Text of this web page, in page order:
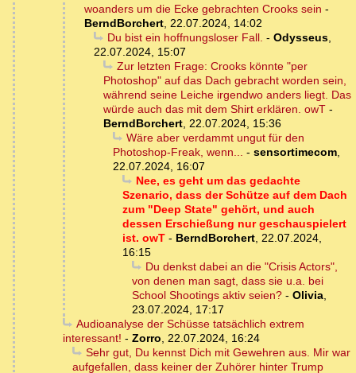
woanders um die Ecke gebrachten Crooks sein -
BerndBorchert, 22.07.2024, 14:02
Du bist ein hoffnungsloser Fall. - Odysseus,
22.07.2024, 15:07
Zur letzten Frage: Crooks könnte "per
Photoshop" auf das Dach gebracht worden sein,
während seine Leiche irgendwo anders liegt. Das
würde auch das mit dem Shirt erklären. owT -
BerndBorchert, 22.07.2024, 15:36
Wäre aber verdammt ungut für den
Photoshop-Freak, wenn... - sensortimecom,
22.07.2024, 16:07
Nee, es geht um das gedachte
Szenario, dass der Schütze auf dem Dach
zum "Deep State" gehört, und auch
dessen Erschießung nur geschauspielert
ist. owT - BerndBorchert, 22.07.2024,
16:15
Du denkst dabei an die "Crisis Actors",
von denen man sagt, dass sie u.a. bei
School Shootings aktiv seien? - Olivia,
23.07.2024, 17:17
Audioanalyse der Schüsse tatsächlich extrem
interessant! - Zorro, 22.07.2024, 16:24
Sehr gut, Du kennst Dich mit Gewehren aus. Mir war
aufgefallen, dass keiner der Zuhörer hinter Trump